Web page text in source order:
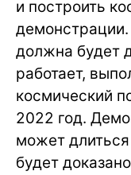
и построить
должна будет
работает,
космический
2022 год.
может длиться
будет